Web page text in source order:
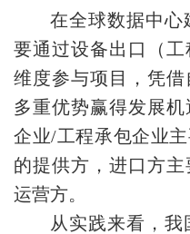
在全球数据中心
要通过设备出口（
维度参与项目，凭
多重优势赢得发展
企业/工程承包企业
的提供方，进口方
运营方。
从实践来看，